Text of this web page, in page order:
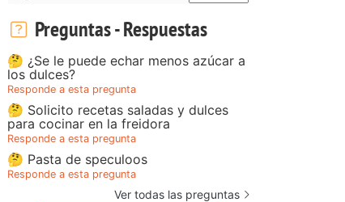
Preguntas - Respuestas
🤔 ¿Se le puede echar menos azúcar a
los dulces?
Responde a esta pregunta
🤔 Solicito recetas saladas y dulces
para cocinar en la freidora
Responde a esta pregunta
🤔 Pasta de speculoos
Responde a esta pregunta
Ver todas las preguntas